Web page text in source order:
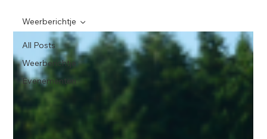
All Posts
Weerberichtje
Evenementen
Weerberichtje